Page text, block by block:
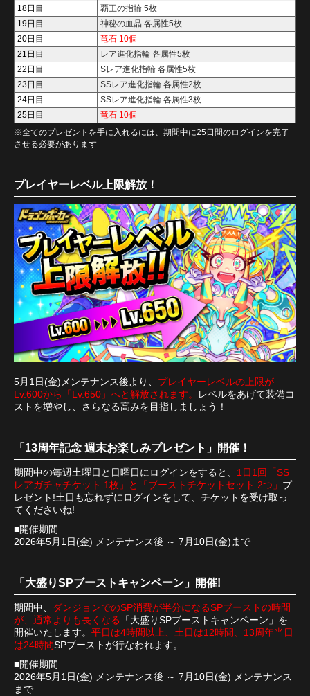
18日目
覇王の指輪 5枚
19日目
神秘の血晶 各属性5枚
20日目
竜石 10個
21日目
レア進化指輪 各属性5枚
22日目
Sレア進化指輪 各属性5枚
23日目
SSレア進化指輪 各属性2枚
24日目
SSレア進化指輪 各属性3枚
25日目
竜石 10個
※全てのプレゼントを手に入れるには、期間中に25日間のログインを完了
させる必要があります
プレイヤーレベル上限解放！
5月1日(金)メンテナンス後より、 プレイヤーレベルの上限が
Lv.600から「Lv.650」へと解放されます。
レベルをあげて装備コ
ストを増やし、さらなる高みを目指しましょう！
「13周年記念 週末お楽しみプレゼント」開催！
期間中の毎週土曜日と日曜日にログインをすると、 1日1回「SS
レアガチャチケット 1枚」と「ブーストチケットセット 2つ」 プ
レゼント!土日も忘れずにログインをして、チケットを受け取っ
てくださいね!
■開催期間
2026年5月1日(金) メンテナンス後 ～ 7月10日(金)まで
「大盛りSPブーストキャンペーン」開催!
期間中、
ダンジョンでのSP消費が半分になるSPブーストの時間
が、通常よりも長くなる
「大盛りSPブーストキャンペーン」を
開催いたします。 平日は4時間以上、土日は12時間、13周年当日
は24時間SPブーストが行なわれます。
■開催期間
2026年5月1日(金) メンテナンス後 ～ 7月10日(金) メンテナンス
まで